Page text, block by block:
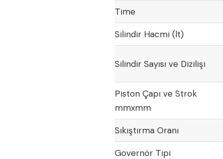
Time
Silindir Hacmi (lt)
Silindir Sayısı ve Dizilişi
Piston Çapı ve Strok
mmxmm
Sıkıştırma Oranı
Governör Tipi